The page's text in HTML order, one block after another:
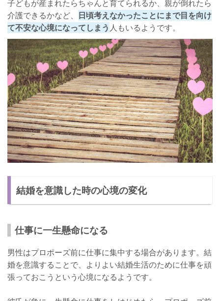
子どもが産まれたらちゃんと育てられるか、親が倒れたら
介護できるかなど、 日頃考えなかったことにまで目を向け
て不安な心境になってしまう 人もいるようです。
結婚を意識した時の心境の変化
仕事に一生懸命になる
男性はプロポーズ前に仕事に集中する場合があります。結
婚を意識することで、よりよい結婚生活のために仕事を頑
張っておこうという心境になるようです。